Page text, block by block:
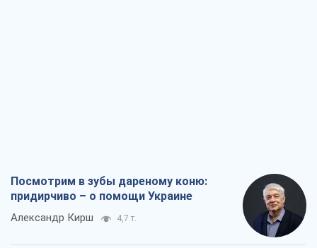
Посмотрим в зубы дареному коню:
придирчиво – о помощи Украине
Александр Кирш 4,7 т.